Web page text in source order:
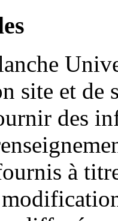
site et de
des
à